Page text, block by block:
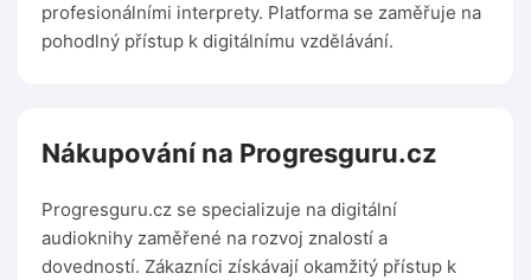
profesionálními interprety. Platforma se zaměřuje na
pohodlný přístup k digitálnímu vzdělávání.
Nákupování na Progresguru.cz
Progresguru.cz se specializuje na digitální
audioknihy zaměřené na rozvoj znalostí a
dovedností. Zákazníci získávají okamžitý přístup k